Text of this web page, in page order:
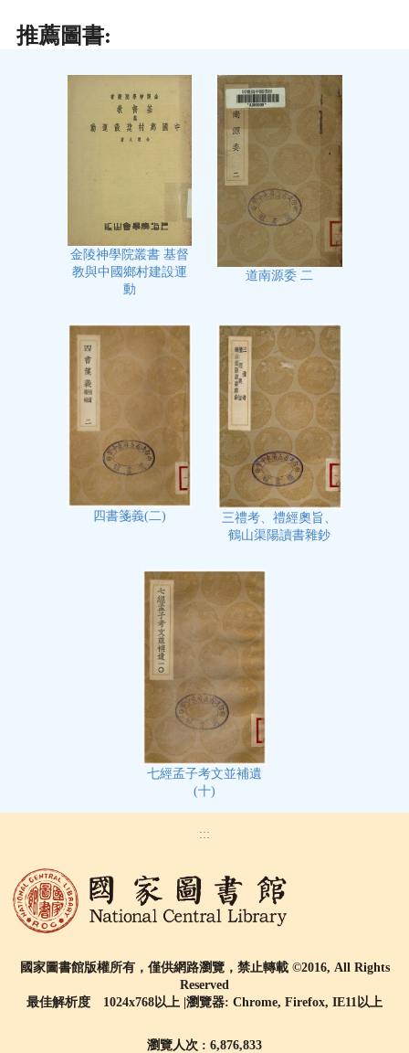
推薦圖書:
金陵神學院叢書 基督
教與中國鄉村建設運
動
道南源委 二
四書箋義(二)
三禮考、禮經奧旨、
鶴山渠陽讀書雜鈔
七經孟子考文並補遺
(十)
:::
國家圖書館版權所有，僅供網路瀏覽，禁止轉載 ©2016, All Rights
Reserved
最佳解析度 1024x768以上 |瀏覽器: Chrome, Firefox, IE11以上
瀏覽人次 : 6,876,833